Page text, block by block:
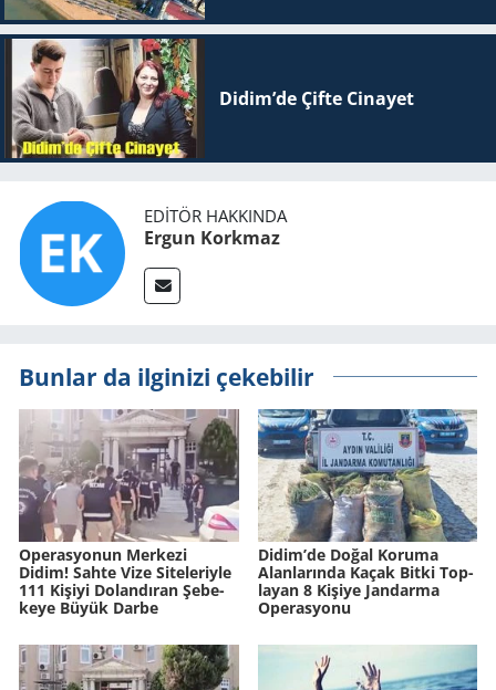
Didim’de Çifte Ci­na­yet
EDITÖR HAKKINDA
Ergun Korkmaz
Bunlar da ilginizi çekebilir
Ope­ras­yo­nun Mer­ke­zi
Didim! Sahte Vize Si­te­le­riy­le
111 Ki­şi­yi Do­lan­dı­ran Şe­be­
ke­ye Büyük Darbe
Didim’de Doğal Ko­ru­ma
Alan­la­rın­da Kaçak Bitki Top­
la­yan 8 Ki­şi­ye Jan­dar­ma
Ope­ras­yo­nu